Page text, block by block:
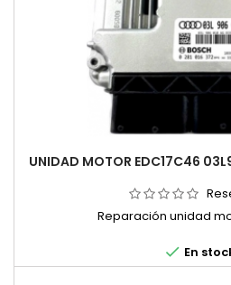
UNIDAD MOTOR EDC17C46
Reparación unidad
 En